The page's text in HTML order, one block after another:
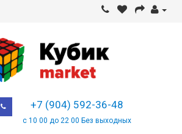
+7 (904) 592-36-48
с 10 00 до 22 00 Без выходных